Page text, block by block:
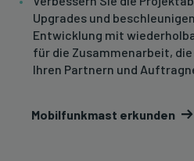
Upgrades und
Entwicklung mit
für die Zusammenarbeit,
Ihren Partnern und
Mobilfunkmast erkunden